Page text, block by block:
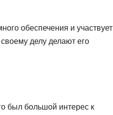
обеспечения и участвует
делу делают его
был большой интерес к